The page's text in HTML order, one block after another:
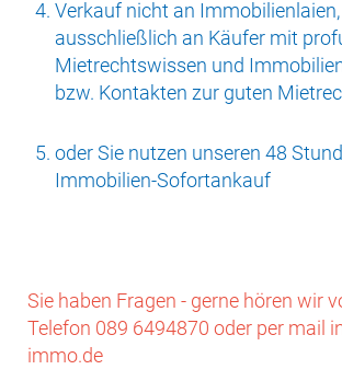
Verkauf nicht an
ausschließlich an Käufer mit
Mietrechtswissen und
bzw. Kontakten zur guten
oder Sie nutzen unseren 48
Immobilien-Sofortankauf
Sie haben Fragen - gerne hören wir
Telefon 089 6494870 oder per mail
immo.de